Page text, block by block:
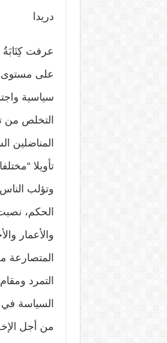
دريدا
عرفت كِتَابَةُ
على مستوى
سياسية
التخلص من
المناضلين
تأويلا
وتؤلب
الحكم،
والأعمار
المتصارعة
التمرد
السياسة في
من أجل